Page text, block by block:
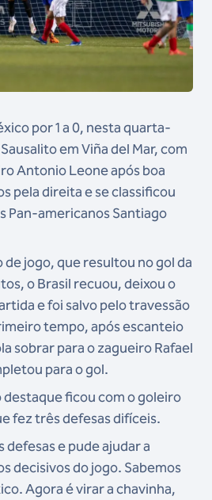
por 1 a 0, nesta quarta-
em Viña del Mar, com
Antonio Leone após boa
pela direita e se classificou
Pan-americanos Santiago
de jogo, que resultou no gol da
o Brasil recuou, deixou o
e foi salvo pelo travessão
tempo, após escanteio
sobrar para o zagueiro Rafael
para o gol.
destaque ficou com o goleiro
fez três defesas difíceis.
defesas e pude ajudar a
decisivos do jogo. Sabemos
Agora é virar a chavinha,